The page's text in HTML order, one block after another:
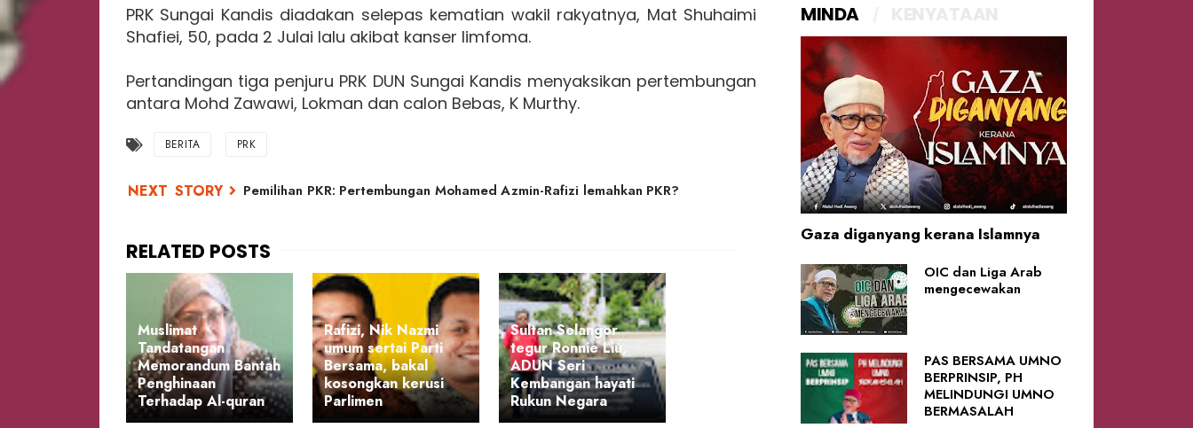
PRK Sungai Kandis diadakan selepas kematian wakil rakyatnya, Mat Shuhaimi
Shafiei, 50, pada 2 Julai lalu akibat kanser limfoma.
Pertandingan tiga penjuru PRK DUN Sungai Kandis menyaksikan pertembungan
antara Mohd Zawawi, Lokman dan calon Bebas, K Murthy.
BERITA PRK
Pemilihan PKR: Pertembungan Mohamed Azmin-Rafizi lemahkan PKR?
Muslimat
Tandatangan
Memorandum Bantah
Penghinaan
Terhadap Al-quran
Rafizi, Nik Nazmi
umum sertai Parti
Bersama, bakal
kosongkan kerusi
Parlimen
Sultan Selangor
tegur Ronnie Liu,
ADUN Seri
Kembangan hayati
Rukun Negara
MINDA
Gaza diganyang kerana Islamnya
OIC dan Liga Arab
mengecewakan
PAS BERSAMA UMNO
BERPRINSIP, PH
MELINDUNGI UMNO
BERMASALAH